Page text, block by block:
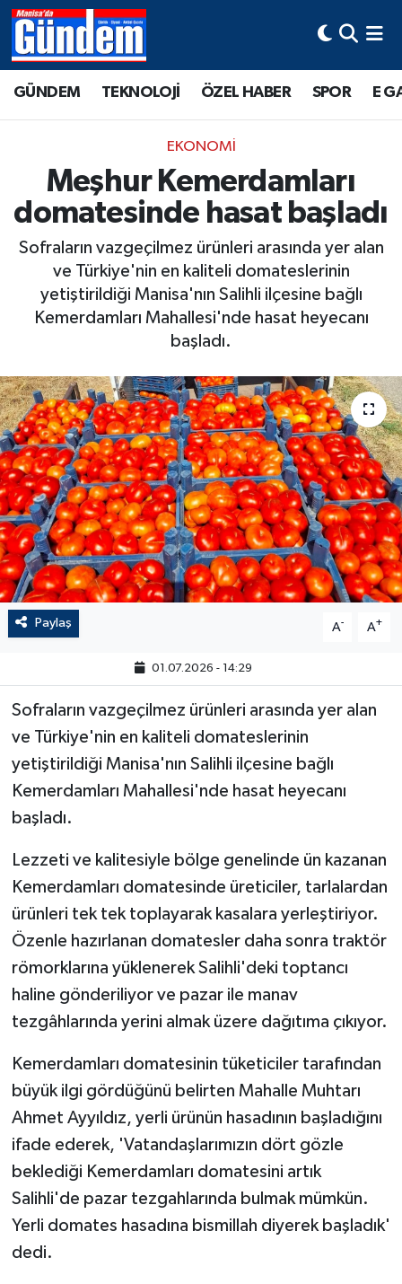
GÜNDEM TEKNOLOJİ ÖZEL HABER SPOR E
EKONOMİ
Meşhur Kemerdamları
domatesinde hasat başladı
Sofraların vazgeçilmez ürünleri arasında yer alan
ve Türkiye'nin en kaliteli domateslerinin
yetiştirildiği Manisa'nın Salihli ilçesine bağlı
Kemerdamları Mahallesi'nde hasat heyecanı
başladı.
Paylaş A- A+
01.07.2026 - 14:29
Sofraların vazgeçilmez ürünleri arasında yer alan
ve Türkiye'nin en kaliteli domateslerinin
yetiştirildiği Manisa'nın Salihli ilçesine bağlı
Kemerdamları Mahallesi'nde hasat heyecanı
başladı.
Lezzeti ve kalitesiyle bölge genelinde ün kazanan
Kemerdamları domatesinde üreticiler, tarlalardan
ürünleri tek tek toplayarak kasalara yerleştiriyor.
Özenle hazırlanan domatesler daha sonra traktör
römorklarına yüklenerek Salihli'deki toptancı
haline gönderiliyor ve pazar ile manav
tezgâhlarında yerini almak üzere dağıtıma çıkıyor.
Kemerdamları domatesinin tüketiciler tarafından
büyük ilgi gördüğünü belirten Mahalle Muhtarı
Ahmet Ayyıldız, yerli ürünün hasadının başladığını
ifade ederek, 'Vatandaşlarımızın dört gözle
beklediği Kemerdamları domatesini artık
Salihli'de pazar tezgahlarında bulmak mümkün.
Yerli domates hasadına bismillah diyerek başladık'
dedi.
Manisa Hava Durumu
Tüm Manşetler
Son Dakika Haberleri
Haber Arşivi